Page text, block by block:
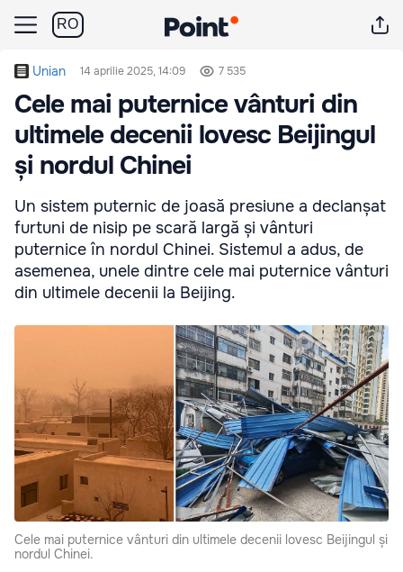
RO
Unian 14 aprilie 2025, 14:09 7 535
Cele mai puternice vânturi din
ultimele decenii lovesc Beijingul
și nordul Chinei
Un sistem puternic de joasă presiune a declanșat
furtuni de nisip pe scară largă și vânturi
puternice în nordul Chinei. Sistemul a adus, de
asemenea, unele dintre cele mai puternice vânturi
din ultimele decenii la Beijing.
Cele mai puternice vânturi din ultimele decenii lovesc Beijingul și
nordul Chinei.